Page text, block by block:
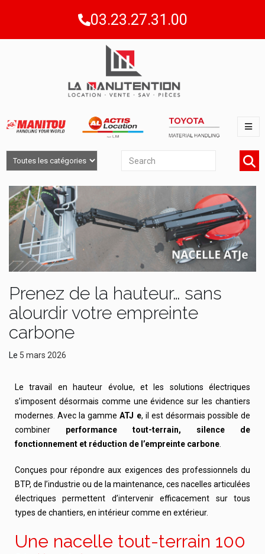
03.23.27.31.00
Prenez de la hauteur… sans
alourdir votre empreinte
carbone
Le 5 mars 2026
Le travail en hauteur évolue, et les solutions électriques
s’imposent désormais comme une évidence sur les chantiers
modernes. Avec la gammeATJ e, il est désormais possible de
combiner performance tout-terrain, silence de
fonctionnement et réduction de l’empreinte carbone
Conçues pour répondre aux exigences des professionnels du
BTP, de l’industrie ou de la maintenance, ces nacelles articulées
électriques permettent d’intervenir efficacement sur tous
types de chantiers, en intérieur comme en extérieur.
Une nacelle tout-terrain 100